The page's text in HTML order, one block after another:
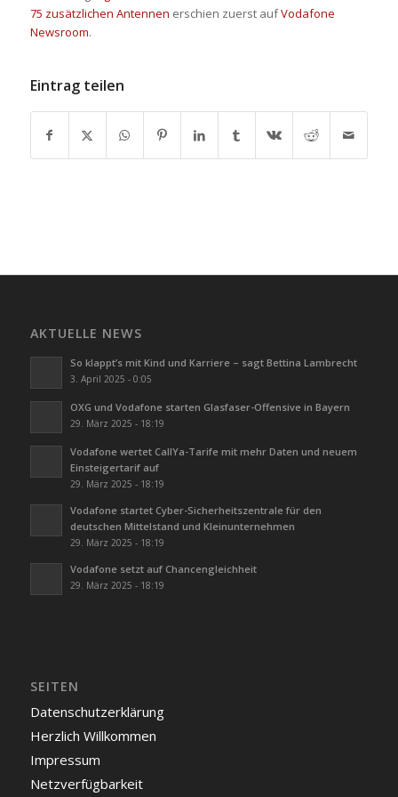
75 zusätzlichen Antennen erschien zuerst aufVodafone
Newsroom.
Eintrag teilen
AKTUELLE NEWS
So klappt’s mit Kind und Karriere – sagt Bettina Lambrecht
3. April 2025 - 0:05
OXG und Vodafone starten Glasfaser-Offensive in Bayern
29. März 2025 - 18:19
Vodafone wertet CallYa-Tarife mit mehr Daten und neuem
Einsteigertarif auf
29. März 2025 - 18:19
Vodafone startet Cyber-Sicherheitszentrale für den
deutschen Mittelstand und Kleinunternehmen
29. März 2025 - 18:19
Vodafone setzt auf Chancengleichheit
29. März 2025 - 18:19
SEITEN
Datenschutzerklärung
Herzlich Willkommen
Impressum
Netzverfügbarkeit